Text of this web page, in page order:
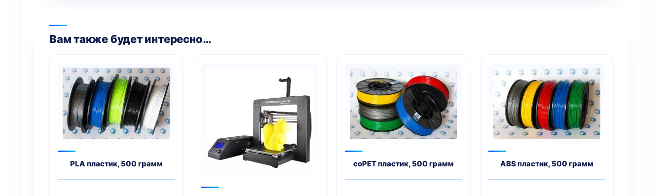
Вам также будет интересно…
PLA пластик, 500 грамм coPET пластик, 500 грамм ABS пластик, 500 грамм